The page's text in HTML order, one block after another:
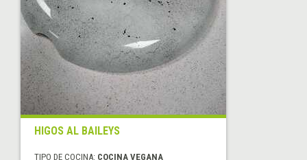
HIGOS AL BAILEYS
TIPO DE COCINA: COCINA VEGANA